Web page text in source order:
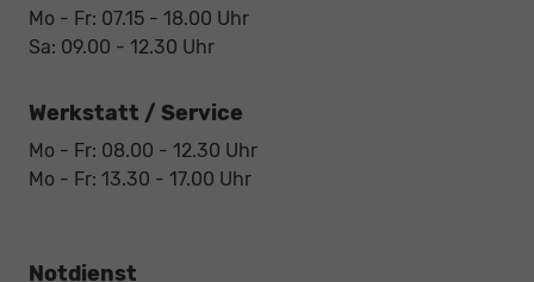
Mo - Fr: 07.15 - 18.00 Uhr
Sa: 09.00 - 12.30 Uhr
Werkstatt / Service
Mo - Fr: 08.00 - 12.30 Uhr
Mo - Fr: 13.30 - 17.00 Uhr
Notdienst